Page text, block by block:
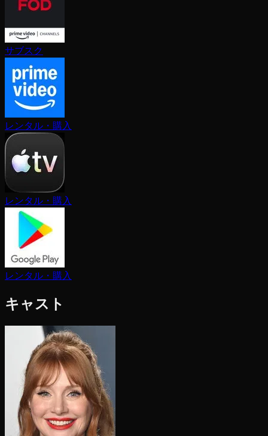
サブスク
レンタル・購入
レンタル・購入
レンタル・購入
キャスト